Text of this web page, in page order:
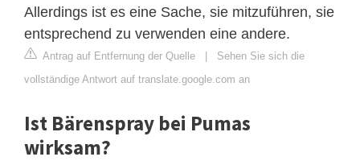
Allerdings ist es eine Sache, sie mitzuführen, sie
entsprechend zu verwenden eine andere.
Antrag auf Entfernung der Quelle | Sehen Sie sich die
vollständige Antwort auf translate.google.com an
Ist Bärenspray bei Pumas
wirksam?